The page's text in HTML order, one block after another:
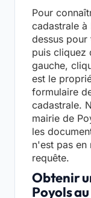
Pour
cadastrale
dessus pour
puis cliquez
gauche,
est le
formulaire
cadastrale.
mairie de
les
n'est pas en
requête.
Obtenir
Poyols